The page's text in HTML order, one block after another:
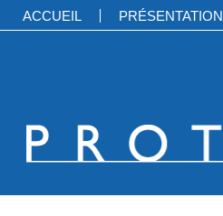
ACCUEIL PRÉSENTATION